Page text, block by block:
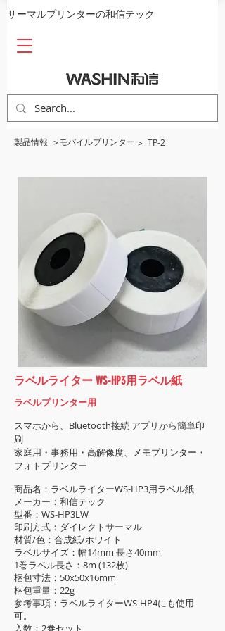
​サーマルプリンターの和信テック
​製品情報 >​モバイルプリンター > TP-2
ラベルライター WS-HP3用ラベル紙
ラベルプリンター用
スマホから、Bluetooth接続 アプリから簡単印
刷
家庭用・事務用・高解像度、メモプリンター・
フォトプリンター
商品名：ラベルライターWS-HP3用ラベル紙
メーカー：和信テック
型番：WS-HP3LW
印刷方式：ダイレクトサーマル
材質/色：合成紙/ホワイト
ラベルサイズ：幅14mm 長さ40mm
1巻ラベル長さ：8m (132枚)
梱包寸法：50x50x16mm
梱包重量：22g
参考事項：ラベルライターWS-HP4にも使用
可。
入数：2巻セット